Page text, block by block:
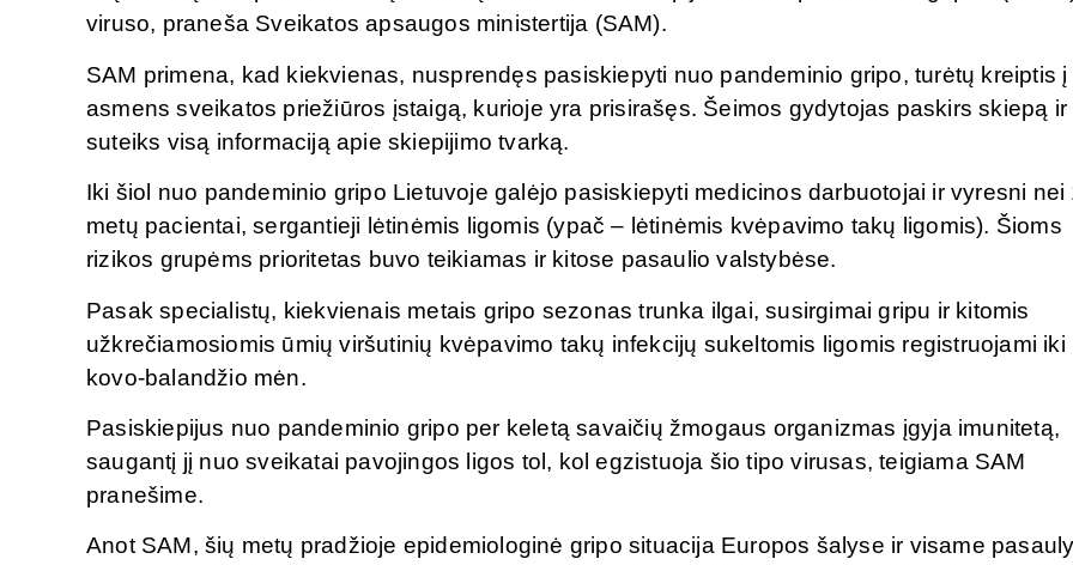
viruso, praneša Sveikatos apsaugos ministertija (SAM).
SAM primena, kad kiekvienas, nusprendęs pasiskiepyti nuo pandeminio gripo, turėtų kreiptis į
asmens sveikatos priežiūros įstaigą, kurioje yra prisirašęs. Šeimos gydytojas paskirs skiepą ir
suteiks visą informaciją apie skiepijimo tvarką.
Iki šiol nuo pandeminio gripo Lietuvoje galėjo pasiskiepyti medicinos darbuotojai ir vyresni nei
metų pacientai, sergantieji lėtinėmis ligomis (ypač – lėtinėmis kvėpavimo takų ligomis). Šioms
rizikos grupėms prioritetas buvo teikiamas ir kitose pasaulio valstybėse.
Pasak specialistų, kiekvienais metais gripo sezonas trunka ilgai, susirgimai gripu ir kitomis
užkrečiamosiomis ūmių viršutinių kvėpavimo takų infekcijų sukeltomis ligomis registruojami iki
kovo-balandžio mėn.
Pasiskiepijus nuo pandeminio gripo per keletą savaičių žmogaus organizmas įgyja imunitetą,
saugantį jį nuo sveikatai pavojingos ligos tol, kol egzistuoja šio tipo virusas, teigiama SAM
pranešime.
Anot SAM, šių metų pradžioje epidemiologinė gripo situacija Europos šalyse ir visame